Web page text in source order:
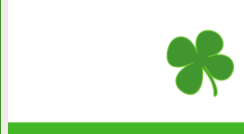
Карманник